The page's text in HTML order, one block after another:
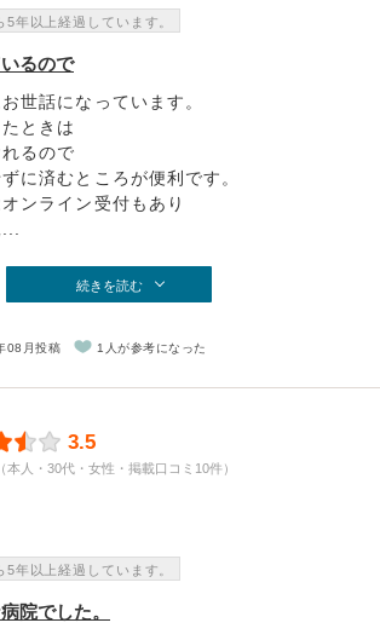
5年以上経過しています。
るので
世話になっています。
ときは
るので
に済むところが便利です。
ンライン受付もあり
続きを読む
08月投稿 1人が参考になった
3.5
本人・30代・女性・掲載口コミ10件）
5年以上経過しています。
院でした。